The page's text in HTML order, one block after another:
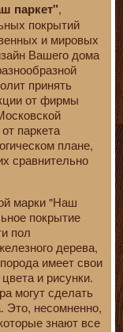
паркет",
покрытий
и мировых
Вашего дома
принять
от фирмы
паркета
плане,
сравнительно
марки "Наш
покрытие
пол
дерева,
имеет свои
и рисунки.
могут сделать
Это, несомненно,
знают все